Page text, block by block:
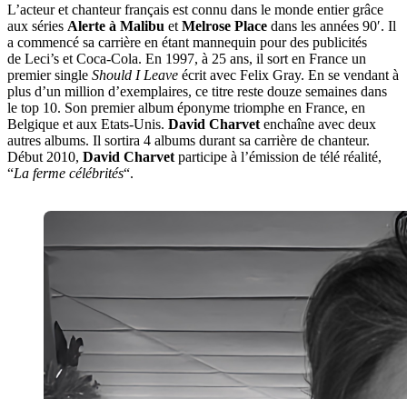
L’acteur et chanteur français est connu dans le monde entier grâce
aux séries Alerte à Malibu et Melrose Place dans les années 90′. Il
a commencé sa carrière en étant mannequin pour des publicités
de Leci’s et Coca-Cola. En 1997, à 25 ans, il sort en France un
premier single Should I Leave écrit avec Felix Gray. En se vendant à
plus d’un million d’exemplaires, ce titre reste douze semaines dans
le top 10. Son premier album éponyme triomphe en France, en
Belgique et aux Etats-Unis. David Charvet enchaîne avec deux
autres albums. Il sortira 4 albums durant sa carrière de chanteur.
Début 2010, David Charvet participe à l’émission de télé réalité,
“La ferme célébrités“.